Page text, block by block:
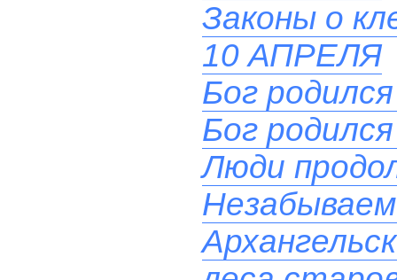
Законы о
10 АПРЕЛЯ
Бог
Бог
Люди